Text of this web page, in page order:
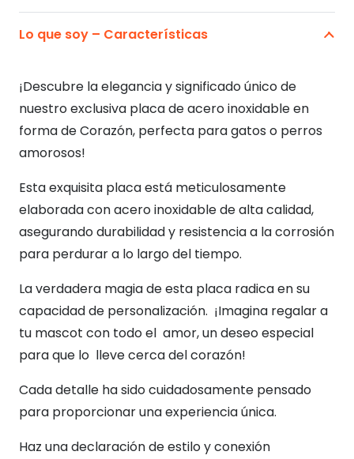
huellita.
Lo que soy – Características
¡Descubre la elegancia y significado único de
nuestro exclusiva placa de acero inoxidable en
forma de Corazón, perfecta para gatos o perros
amorosos!
Esta exquisita placa está meticulosamente
elaborada con acero inoxidable de alta calidad,
asegurando durabilidad y resistencia a la corrosión
para perdurar a lo largo del tiempo.
La verdadera magia de esta placa radica en su
capacidad de personalización. ¡Imagina regalar a
tu mascot con todo el amor, un deseo especial
para que lo lleve cerca del corazón!
Cada detalle ha sido cuidadosamente pensado
para proporcionar una experiencia única.
Haz una declaración de estilo y conexión